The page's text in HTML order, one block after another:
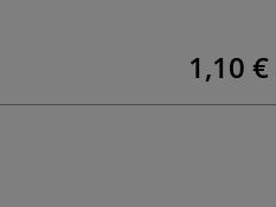
1,10 €